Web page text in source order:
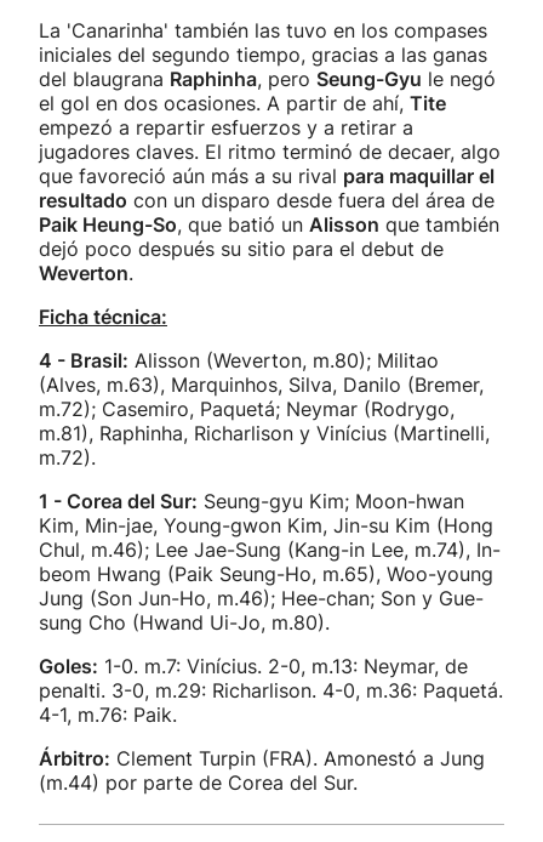
La 'Canarinha' también las tuvo en los compases
iniciales del segundo tiempo, gracias a las ganas
del blaugrana Raphinha, pero Seung-Gyu le negó
el gol en dos ocasiones. A partir de ahí, Tite
empezó a repartir esfuerzos y a retirar a
jugadores claves. El ritmo terminó de decaer, algo
que favoreció aún más a su rival para maquillar el
resultado con un disparo desde fuera del área de
Paik Heung-So, que batió un Alisson que también
dejó poco después su sitio para el debut de
Weverton.
Ficha técnica:
4 - Brasil: Alisson (Weverton, m.80); Militao
(Alves, m.63), Marquinhos, Silva, Danilo (Bremer,
m.72); Casemiro, Paquetá; Neymar (Rodrygo,
m.81), Raphinha, Richarlison y Vinícius (Martinelli,
m.72).
1 - Corea del Sur: Seung-gyu Kim; Moon-hwan
Kim, Min-jae, Young-gwon Kim, Jin-su Kim (Hong
Chul, m.46); Lee Jae-Sung (Kang-in Lee, m.74), In-
beom Hwang (Paik Seung-Ho, m.65), Woo-young
Jung (Son Jun-Ho, m.46); Hee-chan; Son y Gue-
sung Cho (Hwand Ui-Jo, m.80).
Goles: 1-0. m.7: Vinícius. 2-0, m.13: Neymar, de
penalti. 3-0, m.29: Richarlison. 4-0, m.36: Paquetá.
4-1, m.76: Paik.
Árbitro: Clement Turpin (FRA). Amonestó a Jung
(m.44) por parte de Corea del Sur.